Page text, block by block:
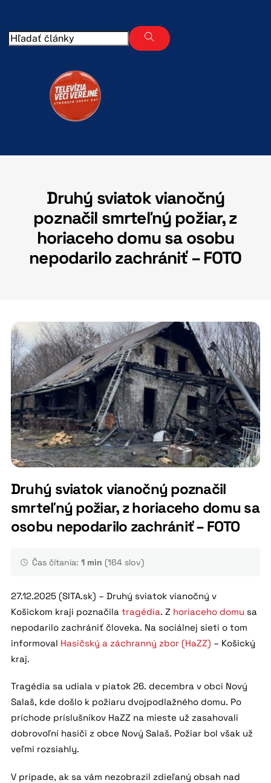
content
Druhý sviatok vianočný
poznačil smrteľný požiar, z
horiaceho domu sa osobu
nepodarilo zachrániť – FOTO
Druhý sviatok vianočný poznačil
smrteľný požiar, z horiaceho domu sa
osobu nepodarilo zachrániť – FOTO
Čas čítania: 1 min (164 slov)
27.12.2025 (SITA.sk) – Druhý sviatok vianočný v
Košickom kraji poznačila tragédia. Z horiaceho domu sa
nepodarilo zachrániť človeka. Na sociálnej sieti o tom
informoval Hasičský a záchranný zbor (HaZZ) – Košický
kraj.
Tragédia sa udiala v piatok 26. decembra v obci Nový
Salaš, kde došlo k požiaru dvojpodlažného domu. Po
príchode príslušníkov HaZZ na mieste už zasahovali
dobrovoľní hasiči z obce Nový Salaš. Požiar bol však už
veľmi rozsiahly.
V prípade, ak sa vám nezobrazil zdieľaný obsah nad